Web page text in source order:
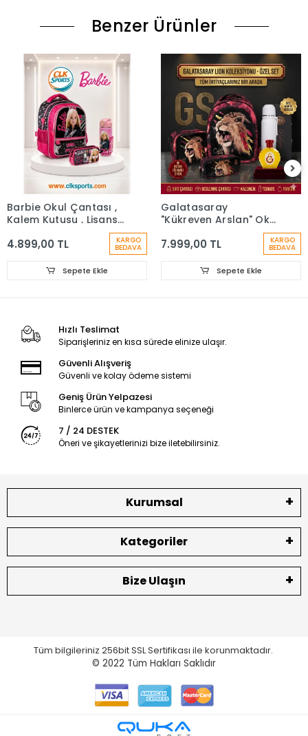
Benzer Ürünler
Barbie Okul Çantası ,
Kalem Kutusu , Lisanslı
4.899,00 TL KARGO
BEDAVA
Sepete Ekle
Galatasaray
"Kükreyen Arslan" Okul
Kalem Çantası, Özel
Matara Set
7.999,00 TL KARGO
BEDAVA
Sepete Ekle
Hızlı Teslimat
Siparişleriniz en kısa sürede elinize ulaşır.
Güvenli Alışveriş
Güvenli ve kolay ödeme sistemi
Geniş Ürün Yelpazesi
Binlerce ürün ve kampanya seçeneği
7 / 24 DESTEK
Öneri ve şikayetlerinizi bize iletebilirsiniz.
Kurumsal
Kategoriler
Bize Ulaşın
Tüm bilgileriniz 256bit SSL Sertifikası ile korunmaktadır.
© 2022 Tüm Hakları Saklıdır